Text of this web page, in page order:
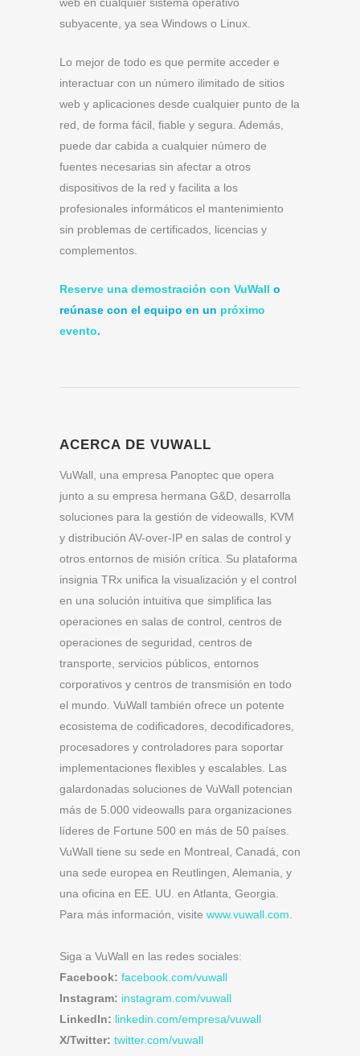
subyacente, ya sea Windows o Linux.
Lo mejor de todo es que permite acceder e
interactuar con un número ilimitado de sitios
web y aplicaciones desde cualquier punto de la
red, de forma fácil, fiable y segura. Además,
puede dar cabida a cualquier número de
fuentes necesarias sin afectar a otros
dispositivos de la red y facilita a los
profesionales informáticos el mantenimiento
sin problemas de certificados, licencias y
complementos.
Reserve una demostración con VuWall o
reúnase con el equipo en un próximo
evento.
ACERCA DE VUWALL
VuWall, una empresa Panoptec que opera
junto a su empresa hermana G&D, desarrolla
soluciones para la gestión de videowalls, KVM
y distribución AV-over-IP en salas de control y
otros entornos de misión crítica. Su plataforma
insignia TRx unifica la visualización y el control
en una solución intuitiva que simplifica las
operaciones en salas de control, centros de
operaciones de seguridad, centros de
transporte, servicios públicos, entornos
corporativos y centros de transmisión en todo
el mundo. VuWall también ofrece un potente
ecosistema de codificadores, decodificadores,
procesadores y controladores para soportar
implementaciones flexibles y escalables. Las
galardonadas soluciones de VuWall potencian
más de 5.000 videowalls para organizaciones
líderes de Fortune 500 en más de 50 países.
VuWall tiene su sede en Montreal, Canadá, con
una sede europea en Reutlingen, Alemania, y
una oficina en EE. UU. en Atlanta, Georgia.
Para más información, visite www.vuwall.com
Siga a VuWall en las redes sociales:
Facebook: facebook.com/vuwall
Instagram: instagram.com/vuwall
LinkedIn: linkedin.com/empresa/vuwall
X/Twitter: twitter.com/vuwall